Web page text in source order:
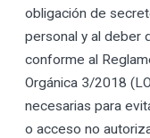
obligación de
personal y al deber
conforme al
Orgánica 3/2018
necesarias para
o acceso no